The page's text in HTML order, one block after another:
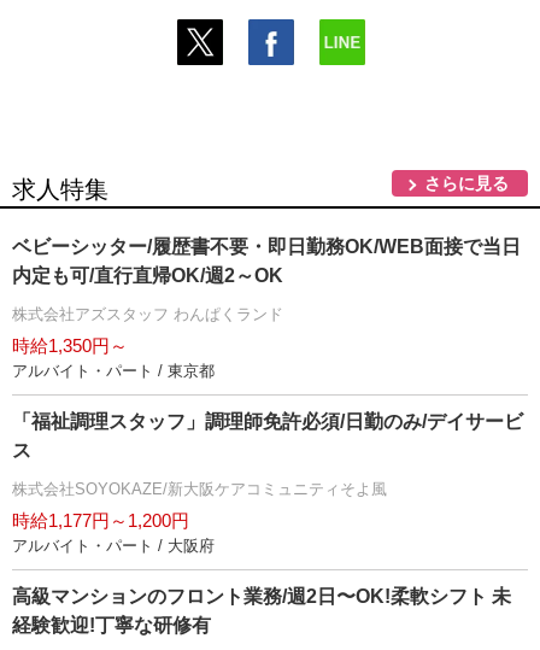
求人特集 さらに見る
ベビーシッター/履歴書不要・即日勤務OK/WEB面接で当日
内定も可/直行直帰OK/週2～OK
株式会社アズスタッフ わんぱくランド
時給1,350円～
アルバイト・パート / 東京都
「福祉調理スタッフ」調理師免許必須/日勤のみ/デイサービ
ス
株式会社SOYOKAZE/新大阪ケアコミュニティそよ風
時給1,177円～1,200円
アルバイト・パート / 大阪府
⾼級マンションのフロント業務/週2⽇〜OK!柔軟シフト 未
経験歓迎!丁寧な研修有